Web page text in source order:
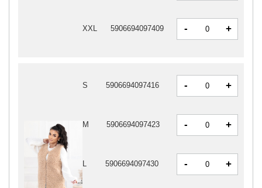
XXL 5906694097409 - +
S 5906694097416 - +
M 5906694097423 - +
L 5906694097430 - +